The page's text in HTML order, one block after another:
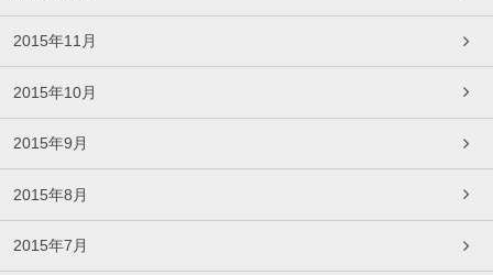
2015年11月
2015年10月
2015年9月
2015年8月
2015年7月